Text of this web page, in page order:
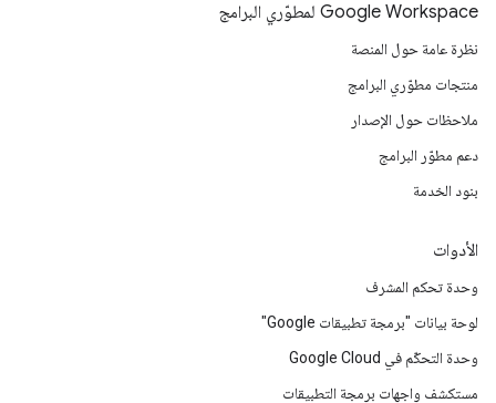
Google Workspace لمطوّري البرامج
نظرة عامة حول المنصة
منتجات مطوّري البرامج
ملاحظات حول الإصدار
دعم مطوّر البرامج
بنود الخدمة
الأدوات
وحدة تحكم المشرف
لوحة بيانات "برمجة تطبيقات Google"
وحدة التحكّم في Google Cloud
مستكشف واجهات برمجة التطبيقات